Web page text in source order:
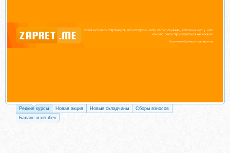
Редкие курсы Новая акция Новые складчины
Сборы взносов
Баланс и кешбек